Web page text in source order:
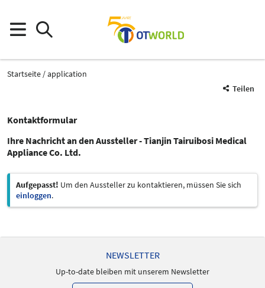
Startseite
application
Teilen
Kontaktformular
Ihre Nachricht an den Aussteller - Tianjin Tairuibosi Medical
Appliance Co. Ltd.
Aufgepasst! Um den Aussteller zu kontaktieren, müssen Sie sich
einloggen.
NEWSLETTER
Up-to-date bleiben mit unserem Newsletter